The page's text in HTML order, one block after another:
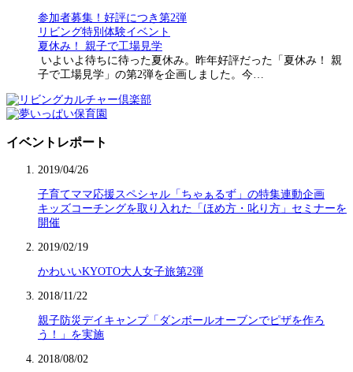
参加者募集！好評につき第2弾
リビング特別体験イベント
夏休み！ 親子で工場見学
いよいよ待ちに待った夏休み。昨年好評だった「夏休み！ 親
子で工場見学」の第2弾を企画しました。今…
イベントレポート
2019/04/26
子育てママ応援スペシャル「ちゃぁるず」の特集連動企画
キッズコーチングを取り入れた「ほめ方・叱り方」セミナーを
開催
2019/02/19
かわいいKYOTO大人女子旅第2弾
2018/11/22
親子防災デイキャンプ「ダンボールオーブンでピザを作ろ
う！」を実施
2018/08/02